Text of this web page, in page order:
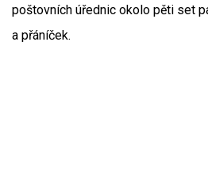
poštovních úřednic okolo pěti set
a přáníček.